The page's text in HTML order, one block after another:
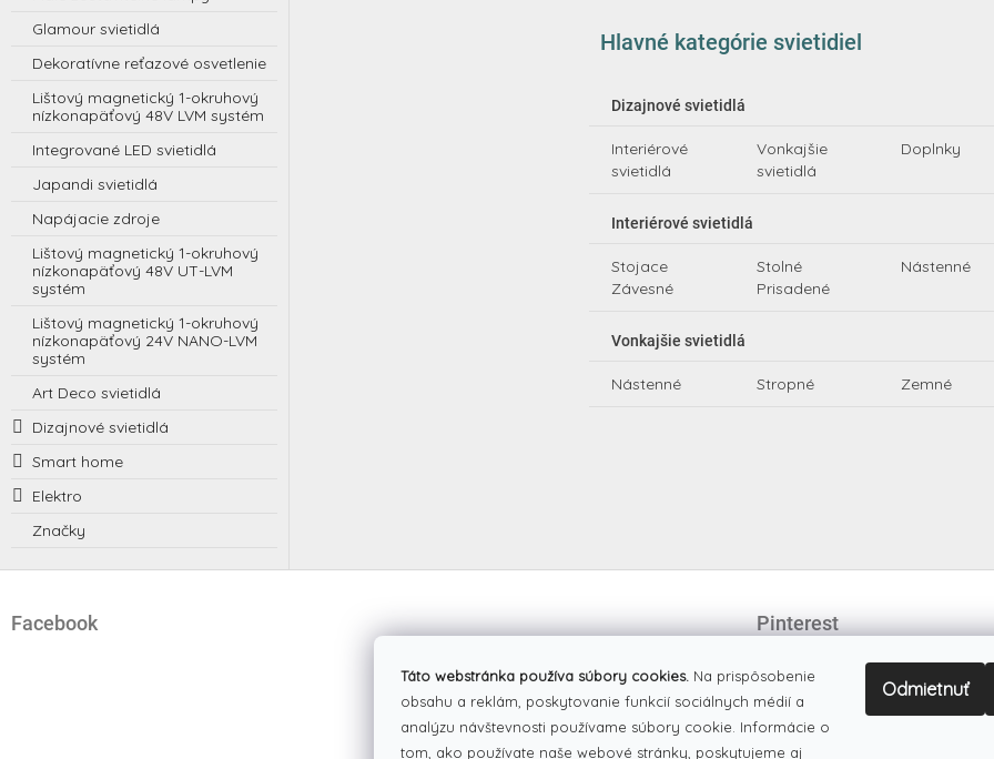
Táto webstránka používa súbory cookies. Na prispôsobenie
obsahu a reklám, poskytovanie funkcií sociálnych médií a
analýzu návštevnosti používame súbory cookie. Informácie o
tom, ako používate naše webové stránky, poskytujeme aj
Odmietnuť
Glamour svietidlá
Dekoratívne reťazové osvetlenie
Lištový magnetický 1-okruhový
nízkonapäťový 48V LVM systém
Integrované LED svietidlá
Japandi svietidlá
Napájacie zdroje
Lištový magnetický 1-okruhový
nízkonapäťový 48V UT-LVM
systém
Lištový magnetický 1-okruhový
nízkonapäťový 24V NANO-LVM
systém
Art Deco svietidlá
Dizajnové svietidlá
Smart home
Elektro
Značky
Hlavné kategórie svietidiel
Dizajnové svietidlá
Interiérové
svietidlá
Vonkajšie
svietidlá
Doplnky
Interiérové svietidlá
Stojace Stolné Nástenné
Závesné
Prisadené
Vonkajšie svietidlá
Nástenné Stropné Zemné
Facebook Pinterest